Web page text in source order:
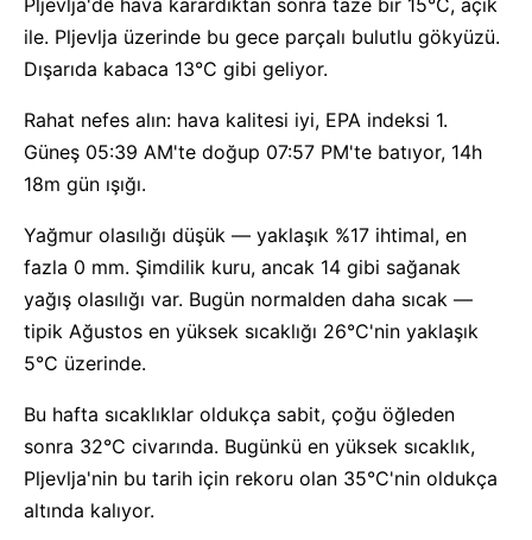
Pljevlja'de hava karardıktan sonra taze bir 15°C, açık
ile. Pljevlja üzerinde bu gece parçalı bulutlu gökyüzü.
Dışarıda kabaca 13°C gibi geliyor.
Rahat nefes alın: hava kalitesi iyi, EPA indeksi 1.
Güneş 05:39 AM'te doğup 07:57 PM'te batıyor, 14h
18m gün ışığı.
Yağmur olasılığı düşük — yaklaşık %17 ihtimal, en
fazla 0 mm. Şimdilik kuru, ancak 14 gibi sağanak
yağış olasılığı var. Bugün normalden daha sıcak —
tipik Ağustos en yüksek sıcaklığı 26°C'nin yaklaşık
5°C üzerinde.
Bu hafta sıcaklıklar oldukça sabit, çoğu öğleden
sonra 32°C civarında. Bugünkü en yüksek sıcaklık,
Pljevlja'nin bu tarih için rekoru olan 35°C'nin oldukça
altında kalıyor.